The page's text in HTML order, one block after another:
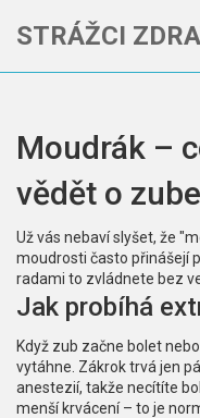
STRÁŽCI
Moudrák –
vědět o
Už vás nebaví slyšet, že
moudrosti často přinášejí
radami to zvládnete bez
Jak probíhá
Když zub začne bolet
vytáhne. Zákrok trvá jen
anestezií, takže necítíte
menší krvácení – to je